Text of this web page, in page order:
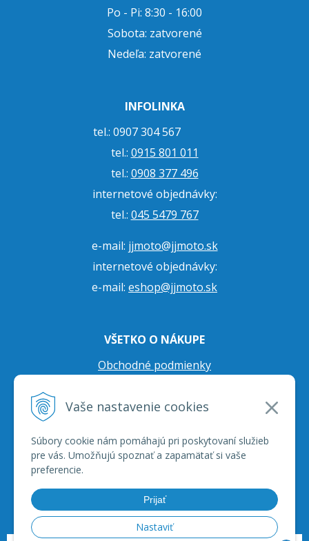
Vaše nastavenie cookies
Súbory cookie nám pomáhajú pri poskytovaní služieb
pre vás. Umožňujú spoznať a zapamätať si vaše
preferencie.
Prijať
Nastaviť
Po - Pi: 8:30 - 16:00
Sobota: zatvorené
Nedeľa: zatvorené
INFOLINKA
tel.: 0907 304 567
tel.: 0915 801 011
tel.: 0908 377 496
internetové objednávky:
tel.: 045 5479 767
e-mail: jjmoto@jjmoto.sk
internetové objednávky:
e-mail: eshop@jjmoto.sk
VŠETKO O NÁKUPE
Obchodné podmienky
Prepravné podmienky